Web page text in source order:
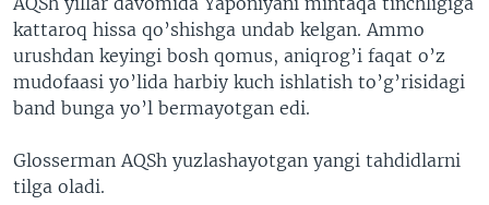
kattaroq hissa qo’shishga undab kelgan. Ammo
urushdan keyingi bosh qomus, aniqrog’i faqat o’z
mudofaasi yo’lida harbiy kuch ishlatish to’g’risidagi
band bunga yo’l bermayotgan edi.
Glosserman AQSh yuzlashayotgan yangi tahdidlarni
tilga oladi.